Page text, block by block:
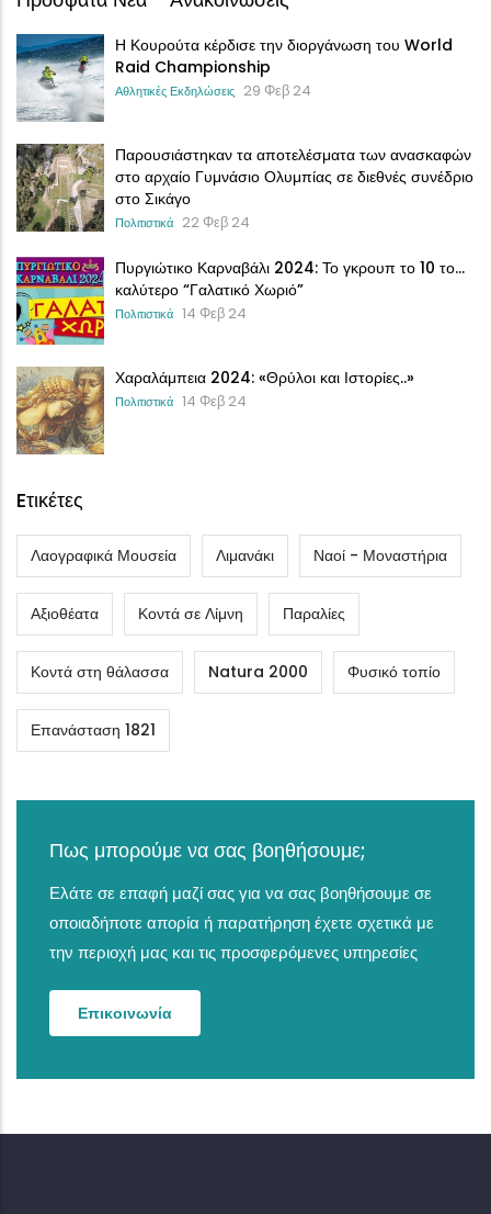
Η Κουρούτα κέρδισε την διοργάνωση του World
Raid Championship
Αθλητικές Εκδηλώσεις 29 Φεβ 24
Παρουσιάστηκαν τα αποτελέσματα των ανασκαφών
στο αρχαίο Γυμνάσιο Ολυμπίας σε διεθνές συνέδριο
στο Σικάγο
Πολιτιστικά 22 Φεβ 24
Πυργιώτικο Καρναβάλι 2024: Το γκρουπ το 10 το…
καλύτερο “Γαλατικό Χωριό”
Πολιτιστικά 14 Φεβ 24
Χαραλάμπεια 2024: «Θρύλοι και Ιστορίες..»
Πολιτιστικά 14 Φεβ 24
Eτικέτες
Λαογραφικά Μουσεία Λιμανάκι Ναοί - Μοναστήρια
Αξιοθέατα Κοντά σε Λίμνη Παραλίες
Κοντά στη θάλασσα Natura 2000 Φυσικό τοπίο
Επανάσταση 1821
Πως μπορούμε να σας βοηθήσουμε;
Ελάτε σε επαφή μαζί σας για να σας βοηθήσουμε σε
οποιαδήποτε απορία ή παρατήρηση έχετε σχετικά με
την περιοχή μας και τις προσφερόμενες υπηρεσίες
Επικοινωνία